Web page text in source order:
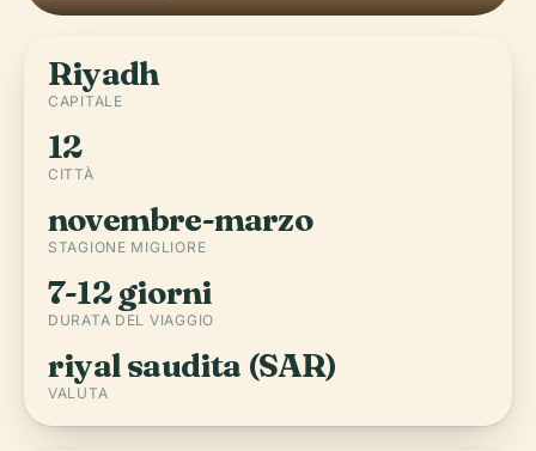
Riyadh
CAPITALE
12
CITTÀ
novembre-marzo
STAGIONE MIGLIORE
7-12 giorni
DURATA DEL VIAGGIO
riyal saudita (SAR)
VALUTA